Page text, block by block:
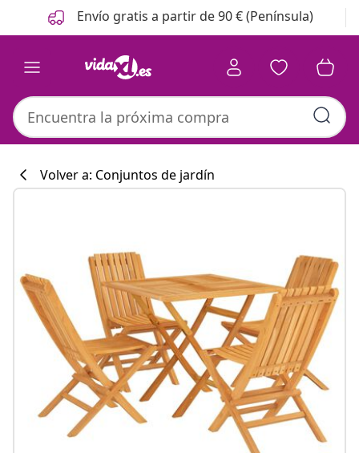
Anterior
Siguiente Envío gratis a partir de 90 € (Península)
#sharemevidaxl
Volver a: Conjuntos de jardín